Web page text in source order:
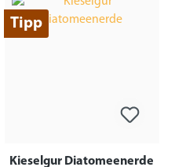
Tipp
Kieselgur Diatomeenerde